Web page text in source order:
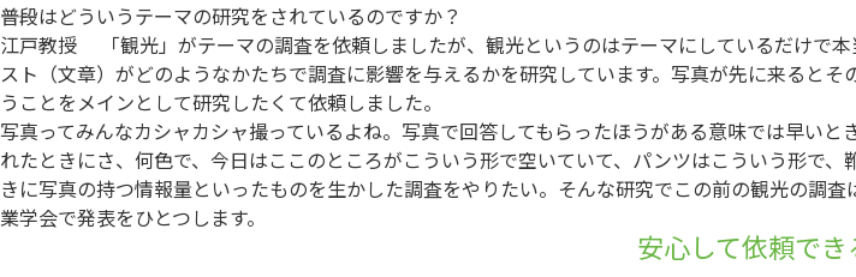
――普段はどういうテーマの研究をされているのですか？
江戸教授 「観光」がテーマの調査を依頼しましたが、観光というのはテーマにしているだけで
スト（文章）がどのようなかたちで調査に影響を与えるかを研究しています。写真が先に来ると
うことをメインとして研究したくて依頼しました。
写真ってみんなカシャカシャ撮っているよね。写真で回答してもらったほうがある意味では早い
れたときにさ、何色で、今日はここのところがこういう形で空いていて、パンツはこういう形で
きに写真の持つ情報量といったものを生かした調査をやりたい。そんな研究でこの前の観光の調
業学会で発表をひとつします。
安心して依頼で